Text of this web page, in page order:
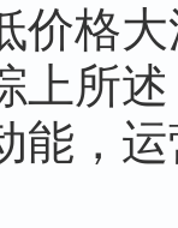
价格
上所
能，